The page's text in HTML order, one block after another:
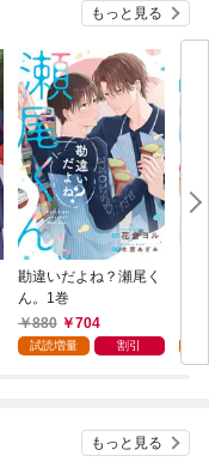
もっと見る
勘違いだよね？瀬尾く
ん。1巻
880
704
試読増量 割引
もっと見る